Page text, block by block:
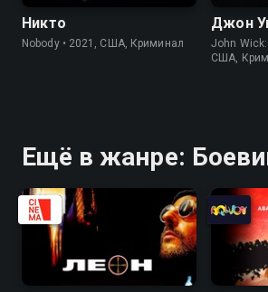
Никто
Nobody • 2021, США, Криминал
Джон
John Wick:
США,
Ещё в жанре: